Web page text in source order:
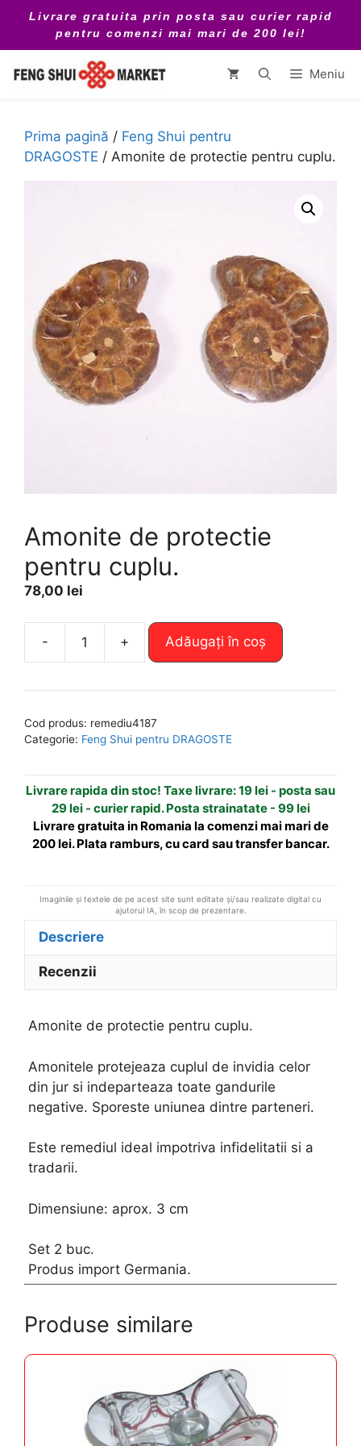
conținut
Livrare gratuita prin posta sau curier rapid
pentru comenzi mai mari de 200 lei!
Meniu
Prima pagină / Feng Shui pentru
DRAGOSTE / Amonite de protectie pentru cuplu.
Amonite de protectie
pentru cuplu.
78,00 lei
-
Cantitate
de
pentru
+ Adăugați în coș
e
n
t
i
Cod produs: remediu4187
Categorie: Feng Shui pentru DRAGOSTE
Livrare rapida din stoc! Taxe livrare: 19 lei - posta sau
29 lei - curier rapid. Posta strainatate - 99 lei
Livrare gratuita in Romania la comenzi mai mari de
200 lei. Plata ramburs, cu card sau transfer bancar.
Imaginile și textele de pe acest site sunt editate și/sau realizate digital cu
ajutorul IA, în scop de prezentare.
Descriere
Recenzii
Amonite de protectie pentru cuplu.
Amonitele protejeaza cuplul de invidia celor
din jur si indeparteaza toate gandurile
negative. Sporeste uniunea dintre parteneri.
Este remediul ideal impotriva infidelitatii si a
tradarii.
Dimensiune: aprox. 3 cm
Set 2 buc.
Produs import Germania.
Produse similare